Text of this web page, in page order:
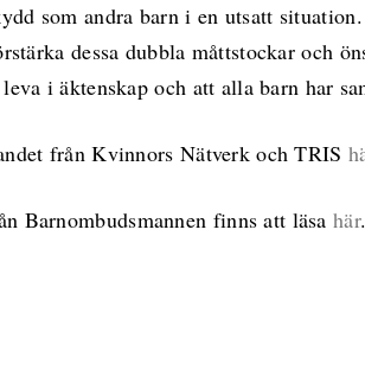
som andra barn i en utsatt
dessa dubbla måttstockar och
i äktenskap och att alla barn har
från Kvinnors Nätverk och TRIS
Barnombudsmannen finns att läsahär